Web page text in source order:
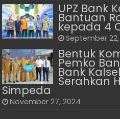
UPZ Bank
Bantuan
kepada 4
September
Bentuk
Pemko
Bank
Serahkan
Simpeda
November 27, 2024